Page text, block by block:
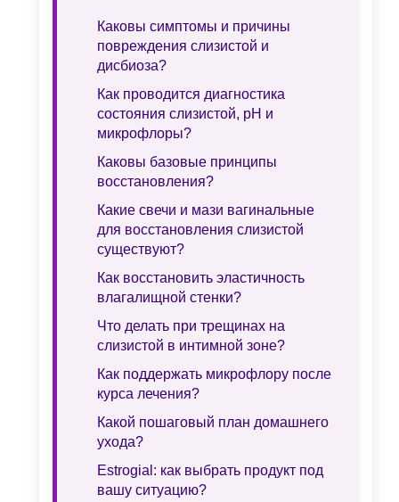
Каковы симптомы и причины
повреждения слизистой и
дисбиоза?
Как проводится диагностика
состояния слизистой, pH и
микрофлоры?
Каковы базовые принципы
восстановления?
Какие свечи и мази вагинальные
для восстановления слизистой
существуют?
Как восстановить эластичность
влагалищной стенки?
Что делать при трещинах на
слизистой в интимной зоне?
Как поддержать микрофлору после
курса лечения?
Какой пошаговый план домашнего
ухода?
Estrogial: как выбрать продукт под
вашу ситуацию?